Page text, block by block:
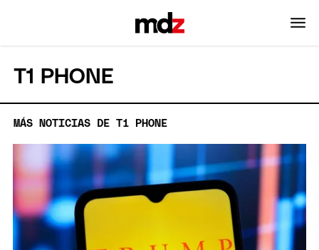
T1 PHONE
MÁS NOTICIAS DE T1 PHONE